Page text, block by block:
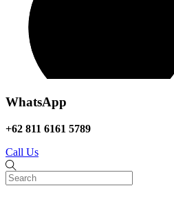
WhatsApp
+62 811 6161 5789
Call Us